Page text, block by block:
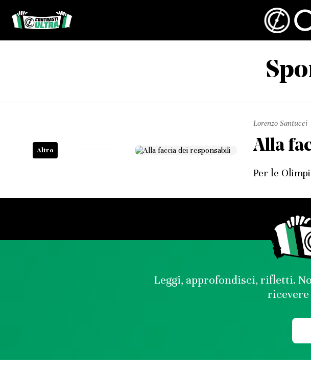
Altro
Lorenzo Santucci
Alla
Per le
Leggi, approfondisci, rifletti.